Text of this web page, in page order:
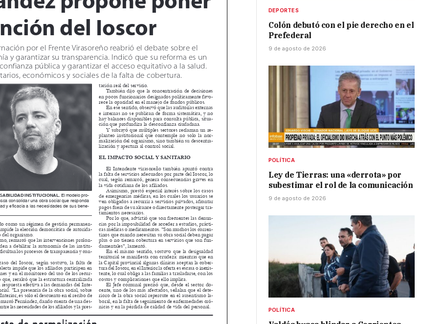
DEPORTES
Colón debutó con el pie derecho en el
Prefederal
9 de agosto de 2026
POLÍTICA
Ley de Tierras: una «derrota» por
subestimar el rol de la comunicación
9 de agosto de 2026
POLÍTICA